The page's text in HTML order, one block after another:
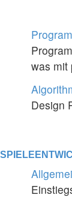
was mit
Design